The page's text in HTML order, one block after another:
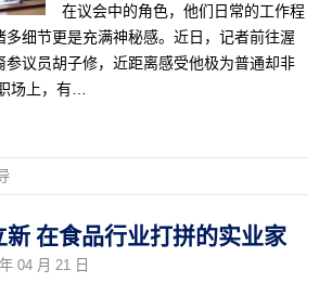
在议会中的角色，他们日常的工作程
多细节更是充满神秘感。近日，记者前往渥
参议员胡子修，近距离感受他极为普通却非
场上，有…
新 在食品行业打拼的实业家
04 月 21 日